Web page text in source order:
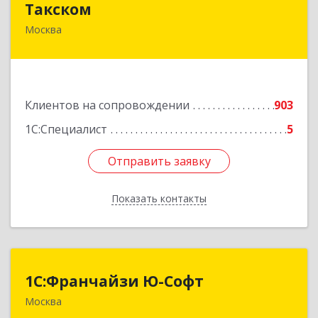
Такском
Москва
Клиентов на сопровождении
903
1С:Специалист
5
Отправить заявку
Показать контакты
119034, Москва г, Барыковский пер, дом №
Отправить заявку
Назад
1С:Франчайзи Ю-Софт
Москва
1С:Франчайзи Ю-Софт
117149, Москва г, вн.тер.г. муниципальный